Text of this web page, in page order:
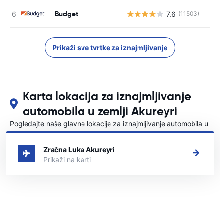
Budget 7.6 (11503)
Prikaži sve tvrtke za iznajmljivanje
Karta lokacija za iznajmljivanje
automobila u zemlji Akureyri
Pogledajte naše glavne lokacije za iznajmljivanje automobila u
Akureyri
Zračna Luka Akureyri
Prikaži na karti